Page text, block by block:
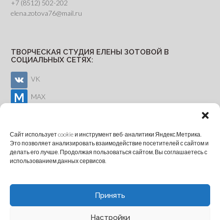
Сайт использует cookie и инструмент веб-аналитики Яндекс.Метрика.
Это позволяет анализировать взаимодействие посетителей с сайтом и
делать его лучше. Продолжая пользоваться сайтом, Вы соглашаетесь с
использованием данных сервисов.
Принять
Настройки
+7 (8512) 502-202
elena.zotova76@mail.ru
ТВОРЧЕСКАЯ СТУДИЯ ЕЛЕНЫ ЗОТОВОЙ В
СОЦИАЛЬНЫХ СЕТЯХ:
VK
MAX
ОНЛАЙН-ЗАПИСЬ